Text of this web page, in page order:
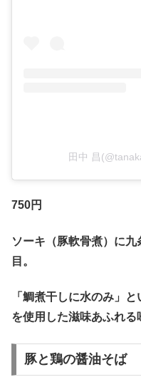
田中 昌
750円
ソーキ（豚軟骨煮）に
目。
「鯛煮干しに水のみ」
を使用した滋味あふれる
豚と鶏の醤油そば